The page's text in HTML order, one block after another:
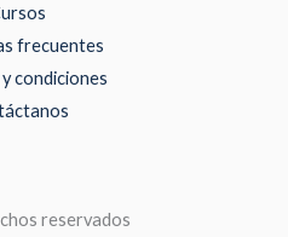
frecuentes
condiciones
reservados